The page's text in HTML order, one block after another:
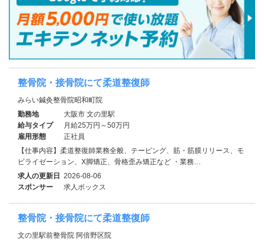
整骨院・接骨院にて柔道整復師
みらい鍼灸整骨院昭和町院
勤務地
大阪市 文の里駅
給与タイプ
月給25万円～50万円
雇用形態
正社員
【仕事内容】柔道整復師業務全般、テーピング、筋・筋膜リリース、モ
ビライゼーション、X脚矯正、骨格歪み矯正など ・業務…
求人の更新日 2026-08-06
スポンサー
求人ボックス
整骨院・接骨院にて柔道整復師
文の里駅前整骨院 阿倍野区院